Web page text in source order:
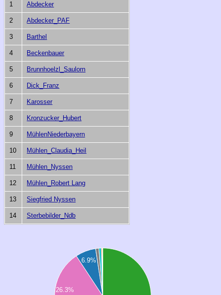
1 Abdecker
2 Abdecker_PAF
3 Barthel
4 Beckenbauer
5 Brunnhoelzl_Saulorn
6 Dick_Franz
7 Karosser
8 Kronzucker_Hubert
9 MühlenNiederbayern
10 Mühlen_Claudia_Heil
11 Mühlen_Nyssen
12 Mühlen_Robert Lang
13 Siegfried Nyssen
14 Sterbebilder_Ndb
6.9%
26.3%